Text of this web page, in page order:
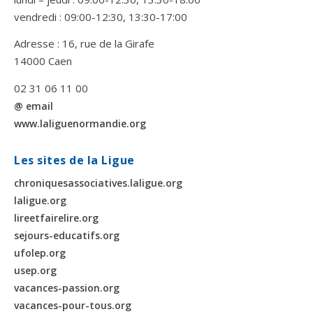
vendredi : 09:00-12:30, 13:30-17:00
Adresse : 16, rue de la Girafe
14000 Caen
02 31 06 11 00
@ email
www.laliguenormandie.org
Les sites de la Ligue
chroniquesassociatives.laligue.org
laligue.org
lireetfairelire.org
sejours-educatifs.org
ufolep.org
usep.org
vacances-passion.org
vacances-pour-tous.org